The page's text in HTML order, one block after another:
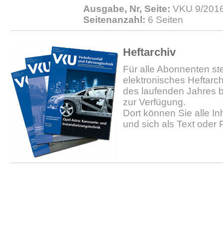
Ausgabe, Nr, Seite: VKU 9/
Seitenanzahl: 6 Seiten
Heftarchiv
Für alle Abonnenten
elektronisches
des laufenden Jahres
zur Verfügung.
Dort können Sie alle
und sich als Text oder